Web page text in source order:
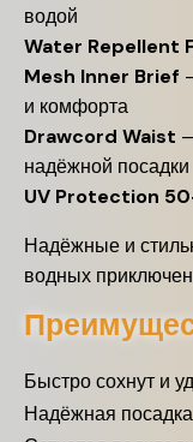
водой
Water Repellent
Mesh Inner Brief
и комфорта
Drawcord Waist
надёжной посадки
UV Protection
Надёжные и
водных
Быстро сохнут и
Надёжная